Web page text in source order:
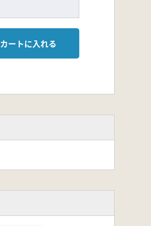
カートに入れる